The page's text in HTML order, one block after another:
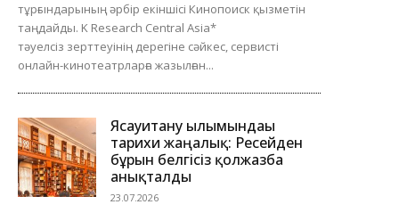
тұрғындарының әрбір екіншісі Кинопоиск қызметін
таңдайды. K Research Central Asia*
тәуелсіз зерттеуінің дерегіне сәйкес, сервисті
онлайн-кинотеатрларға жазылған...
Ясауитану ғылымындағы
тарихи жаңалық: Ресейден
бұрын белгісіз қолжазба
анықталды
23.07.2026